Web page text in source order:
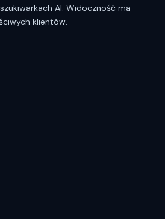
AI. Widoczność ma
klientów.